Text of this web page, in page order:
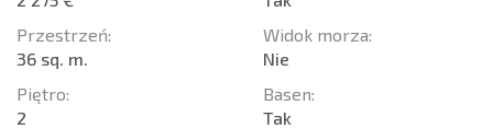
Przestrzeń:
36 sq. m.
Piętro:
2
Widok morza:
Nie
Basen:
Tak